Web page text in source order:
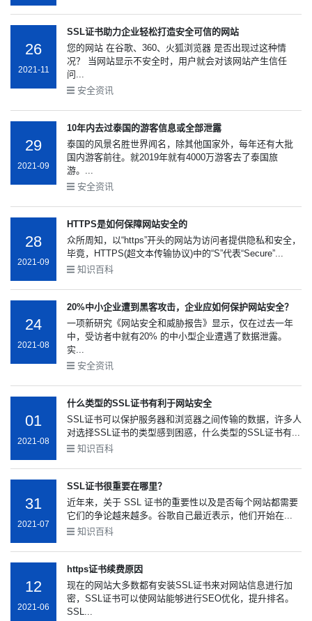
26
2021-11
SSL证书助力企业轻松打造安全可信的网站
您的网站 在谷歌、360、火狐浏览器 是否出现过这种情
况？ 当网站显示不安全时，用户就会对该网站产生信任
问...
安全资讯
29
2021-09
10年内去过泰国的游客信息或全部泄露
泰国的风景名胜世界闻名，除其他国家外，每年还有大批
国内游客前往。就2019年就有4000万游客去了泰国旅
游。...
安全资讯
28
2021-09
HTTPS是如何保障网站安全的
众所周知，以“https”开头的网站为访问者提供隐私和安全，
毕竟，HTTPS(超文本传输协议)中的“S”代表“Secure”...
知识百科
24
2021-08
20%中小企业遭到黑客攻击，企业应如何保护网站安全？
一项新研究《网站安全和威胁报告》显示，仅在过去一年
中，受访者中就有20% 的中小型企业遭遇了数据泄露。
实...
安全资讯
01
2021-08
什么类型的SSL证书有利于网站安全
SSL证书可以保护服务器和浏览器之间传输的数据，许多人
对选择SSL证书的类型感到困惑，什么类型的SSL证书有...
知识百科
31
2021-07
SSL证书很重要在哪里？
近年来，关于 SSL 证书的重要性以及是否每个网站都需要
它们的争论越来越多。谷歌自己最近表示，他们开始在...
知识百科
12
2021-06
https证书续费原因
现在的网站大多数都有安装SSL证书来对网站信息进行加
密，SSL证书可以使网站能够进行SEO优化，提升排名。
SSL...